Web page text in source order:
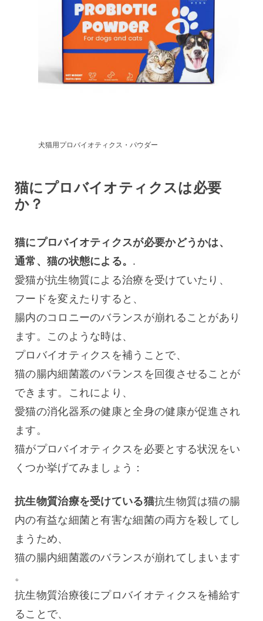
犬猫用プロバイオティクス・パウダー
猫にプロバイオティクスは必要
か？
猫にプロバイオティクスが必要かどうかは、
通常、猫の状態による。 .
愛猫が抗生物質による治療を受けていたり、
フードを変えたりすると、
腸内のコロニーのバランスが崩れることがあり
ます。このような時は、
プロバイオティクスを補うことで、
猫の腸内細菌叢のバランスを回復させることが
できます。これにより、
愛猫の消化器系の健康と全身の健康が促進され
ます。
猫がプロバイオティクスを必要とする状況をい
くつか挙げてみましょう：
抗生物質治療を受けている猫抗生物質は猫の腸
内の有益な細菌と有害な細菌の両方を殺してし
まうため、
猫の腸内細菌叢のバランスが崩れてしまいます
。
抗生物質治療後にプロバイオティクスを補給す
ることで、